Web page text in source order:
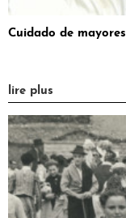
Cuidado de mayores
lire plus